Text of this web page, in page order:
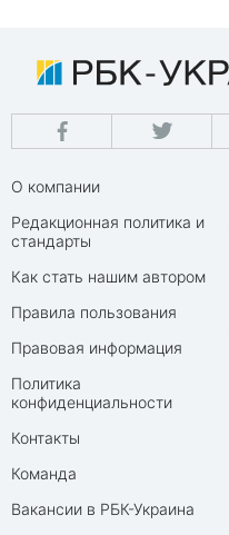
О компании
Редакционная политика и
стандарты
Как стать нашим автором
Правила пользования
Правовая информация
Политика
конфиденциальности
Контакты
Команда
Вакансии в РБК-Украина